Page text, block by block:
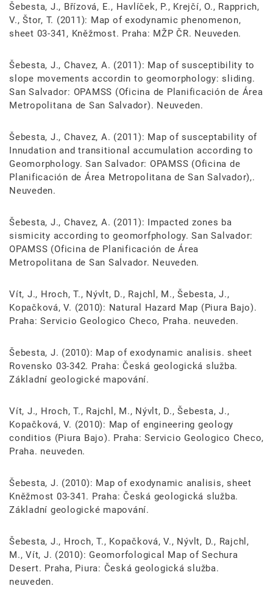
Šebesta, J., Břízová, E., Havlíček, P., Krejčí, O., Rapprich,
V., Štor, T. (2011): Map of exodynamic phenomenon,
sheet 03-341, Kněžmost. Praha: MŽP ČR. Neuveden.
Šebesta, J., Chavez, A. (2011): Map of susceptibility to
slope movements accordin to geomorphology: sliding.
San Salvador: OPAMSS (Oficina de Planificación de Área
Metropolitana de San Salvador). Neuveden.
Šebesta, J., Chavez, A. (2011): Map of susceptability of
Innudation and transitional accumulation according to
Geomorphology. San Salvador: OPAMSS (Oficina de
Planificación de Área Metropolitana de San Salvador),.
Neuveden.
Šebesta, J., Chavez, A. (2011): Impacted zones ba
sismicity according to geomorfphology. San Salvador:
OPAMSS (Oficina de Planificación de Área
Metropolitana de San Salvador. Neuveden.
Vít, J., Hroch, T., Nývlt, D., Rajchl, M., Šebesta, J.,
Kopačková, V. (2010): Natural Hazard Map (Piura Bajo).
Praha: Servicio Geologico Checo, Praha. neuveden.
Šebesta, J. (2010): Map of exodynamic analisis. sheet
Rovensko 03-342. Praha: Česká geologická služba.
Základní geologické mapování.
Vít, J., Hroch, T., Rajchl, M., Nývlt, D., Šebesta, J.,
Kopačková, V. (2010): Map of engineering geology
conditios (Piura Bajo). Praha: Servicio Geologico Checo,
Praha. neuveden.
Šebesta, J. (2010): Map of exodynamic analisis, sheet
Kněžmost 03-341. Praha: Česká geologická služba.
Základní geologické mapování.
Šebesta, J., Hroch, T., Kopačková, V., Nývlt, D., Rajchl,
M., Vít, J. (2010): Geomorfological Map of Sechura
Desert. Praha, Piura: Česká geologická služba.
neuveden.